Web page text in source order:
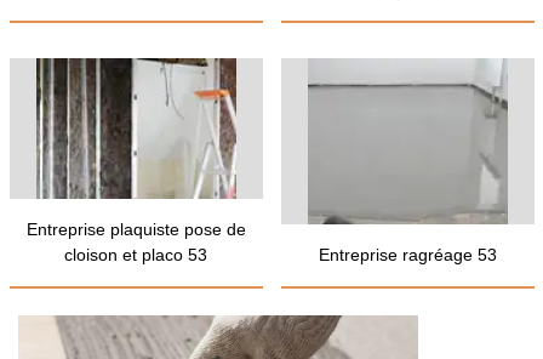
Entreprise plaquiste pose de
cloison et placo 53
Entreprise ragréage 53